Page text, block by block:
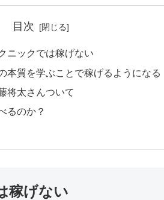
目次
ニックでは稼げない
本質を学ぶことで稼げるようになる
将太さんついて
るのか？
稼げない